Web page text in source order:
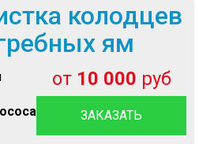
колодцев
ям
от 10 000 руб
ЗАКАЗАТЬ